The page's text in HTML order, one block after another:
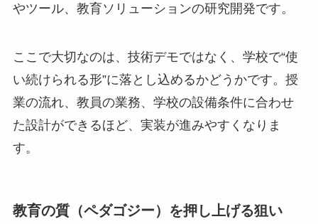
やツール、教育ソリューションの研究開発です。
ここで大切なのは、技術デモではなく、学校で“使
い続けられる形”に落とし込めるかどうかです。授
業の流れ、教員の業務、学校の設備条件に合わせ
た設計ができるほど、実装が進みやすくなりま
す。
教育の質（ペダゴジー）を押し上げる狙い